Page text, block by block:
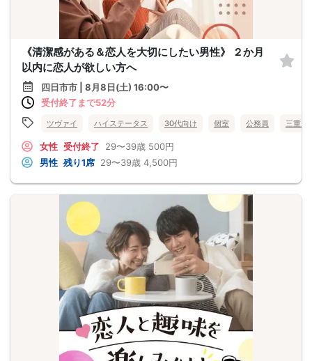
《清潔感がある＆恋人を大切にしたい男性》 ２か月
以内に恋人が欲しい方へ
四日市市 | 8月8日(土) 16:00〜
受付終了まで52分
ツヴァイ ハイステータス 30代向け 個室 公務員 三重県
女性 受付終了 29〜39歳 500円
男性 残り1席 29〜39歳 4,500円